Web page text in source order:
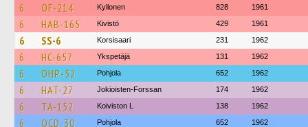
6 OF-214 Kyllonen 828 1961
6 HAB-165 Kivistö 429 1961
6 SS-6 Korsisaari 231 1962
6 HC-657 Ykspetäjä 131 1962
6 OHP-52 Pohjola 652 1962
6 HAT-27 Jokioisten-Forssan 174 1962
6 TA-152 Koiviston L 138 1962
6 OCD-30 Pohjola 652 1962